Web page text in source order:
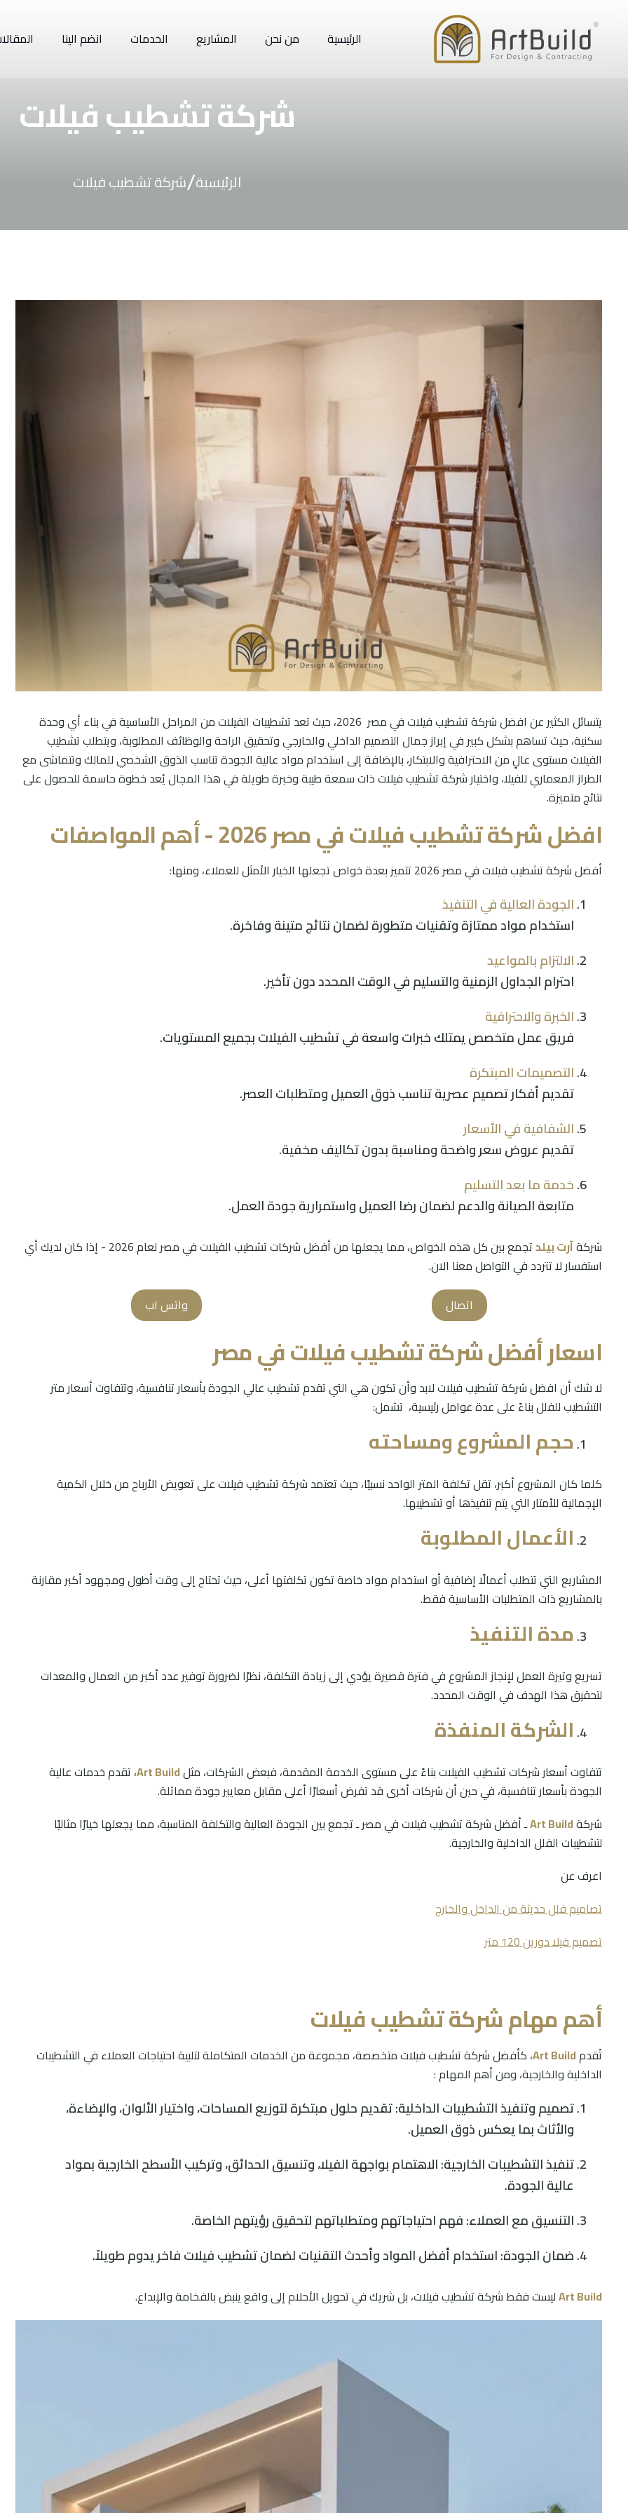
الرئيسية من نحن المشاريع الخدمات انضم الينا
شركة تشطيب فيلات
الرئيسية/شركة تشطيب فيلات
يتسائل الكثير عن افضل شركة تشطيب فيلات في مصر 2026، حيث تعد تشطيبات الفيلات من المراحل الأساسية في بناء أي وحدة
سكنية، حيث تساهم بشكل كبير في إبراز جمال التصميم الداخلي والخارجي وتحقيق الراحة والوظائف المطلوبة، ويتطلب تشطيب
الفيلات مستوى عالٍ من الاحترافية والابتكار، بالإضافة إلى استخدام مواد عالية الجودة تناسب الذوق الشخصي للمالك وتتماشى مع
الطراز المعماري للفيلا، واختيار شركة تشطيب فيلات ذات سمعة طيبة وخبرة طويلة في هذا المجال يُعد خطوة حاسمة للحصول على
نتائج متميزة.
افضل شركة تشطيب فيلات في مصر 2026 - أهم المواصفات
أفضل شركة تشطيب فيلات في مصر 2026 تتميز بعدة خواص تجعلها الخيار الأمثل للعملاء، ومنها:
الجودة العالية في التنفيذ
استخدام مواد ممتازة وتقنيات متطورة لضمان نتائج متينة وفاخرة.
الالتزام بالمواعيد
احترام الجداول الزمنية والتسليم في الوقت المحدد دون تأخير.
الخبرة والاحترافية
فريق عمل متخصص يمتلك خبرات واسعة في تشطيب الفيلات بجميع المستويات.
التصميمات المبتكرة
تقديم أفكار تصميم عصرية تناسب ذوق العميل ومتطلبات العصر.
الشفافية في الأسعار
تقديم عروض سعر واضحة ومناسبة بدون تكاليف مخفية.
خدمة ما بعد التسليم
متابعة الصيانة والدعم لضمان رضا العميل واستمرارية جودة العمل.
شركةآرت بيلد
تجمع بين كل هذه الخواص، مما يجعلها من أفضل شركات تشطيب الفيلات في مصر لعام 2026 - إذا كان لديك أي
استفسار لا تتردد في التواصل معنا الان.
اتصال
واتس اب
اسعار أفضل شركة تشطيب فيلات في مصر
لا شك أن افضل شركة تشطيب فيلات لابد وأن تكون هي التي تقدم تشطيب عالي الجودة بأسعار تنافسية، وتتفاوت أسعار متر
التشطيب للفلل بناءً على عدة عوامل رئيسية، تشمل:
حجم المشروع ومساحته
كلما كان المشروع أكبر، تقل تكلفة المتر الواحد نسبيًا، حيث تعتمد شركة تشطيب فيلات على تعويض الأرباح من خلال الكمية
الإجمالية للأمتار التي يتم تنفيذها أو تشطيبها.
الأعمال المطلوبة
المشاريع التي تتطلب أعمالًا إضافية أو استخدام مواد خاصة تكون تكلفتها أعلى، حيث تحتاج إلى وقت أطول ومجهود أكبر مقارنة
بالمشاريع ذات المتطلبات الأساسية فقط.
مدة التنفيذ
تسريع وتيرة العمل لإنجاز المشروع في فترة قصيرة يؤدي إلى زيادة التكلفة، نظرًا لضرورة توفير عدد أكبر من العمال والمعدات
لتحقيق هذا الهدف في الوقت المحدد.
الشركة المنفذة
تتفاوت أسعار شركات تشطيب الفيلات بناءً على مستوى الخدمة المقدمة، فبعض الشركات، مثلArt Build، تقدم خدمات عالية
الجودة بأسعار تنافسية، في حين أن شركات أخرى قد تفرض أسعارًا أعلى مقابل معايير جودة مماثلة.
شركةArt Buildـ أفضل شركة تشطيب فيلات في مصر ـ تجمع بين الجودة العالية والتكلفة المناسبة، مما يجعلها خيارًا مثاليًا
لتشطيبات الفلل الداخلية والخارجية.
اعرف عن
تصاميم فلل حديثة من الداخل والخارج
تصميم فيلا دورين 120 متر​
أهم مهام شركة تشطيب فيلات
تُقدمArt Build، كأفضل شركة تشطيب فيلات متخصصة، مجموعة من الخدمات المتكاملة لتلبية احتياجات العملاء في التشطيبات
الداخلية والخارجية، ومن أهم المهام :
تصميم وتنفيذ التشطيبات الداخلية: تقديم حلول مبتكرة لتوزيع المساحات، واختيار الألوان، والإضاءة،
والأثاث بما يعكس ذوق العميل.
تنفيذ التشطيبات الخارجية: الاهتمام بواجهة الفيلا، وتنسيق الحدائق، وتركيب الأسطح الخارجية بمواد
عالية الجودة.
التنسيق مع العملاء: فهم احتياجاتهم ومتطلباتهم لتحقيق رؤيتهم الخاصة.
ضمان الجودة: استخدام أفضل المواد وأحدث التقنيات لضمان تشطيب فيلات فاخر يدوم طويلاً.
Art Buildليست فقط شركة تشطيب فيلات، بل شريك في تحويل الأحلام إلى واقع ينبض بالفخامة والإبداع.